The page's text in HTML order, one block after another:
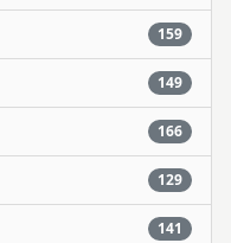
159
149
166
129
141